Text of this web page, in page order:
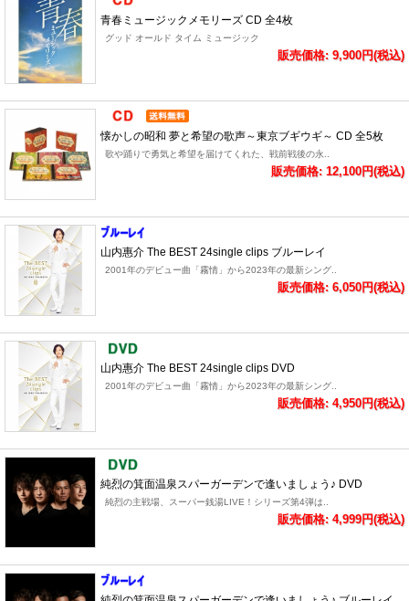
青春ミュージックメモリーズ CD 全4枚
グッド オールド タイム ミュージック
販売価格: 9,900円(税込)
懐かしの昭和 夢と希望の歌声～東京ブギウギ～ CD 全5枚
歌や踊りで勇気と希望を届けてくれた、戦前戦後の永..
販売価格: 12,100円(税込)
山内惠介 The BEST 24single clips ブルーレイ
2001年のデビュー曲「霧情」から2023年の最新シング..
販売価格: 6,050円(税込)
山内惠介 The BEST 24single clips DVD
2001年のデビュー曲「霧情」から2023年の最新シング..
販売価格: 4,950円(税込)
純烈の箕面温泉スパーガーデンで逢いましょう♪ DVD
純烈の主戦場、スーパー銭湯LIVE！シリーズ第4弾は..
販売価格: 4,999円(税込)